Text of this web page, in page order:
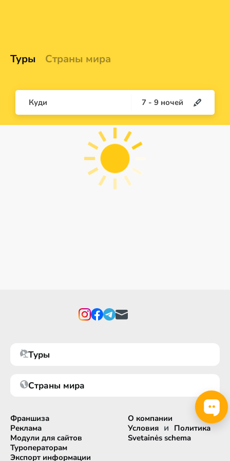
Туры Страны мира
Куди 7 - 9 ночей
Туры
Страны мира
Франшиза
Реклама
Модули для сайтов
Туроператорам
Экспорт информации
О компании
Условия и Политика
Svetainės schema